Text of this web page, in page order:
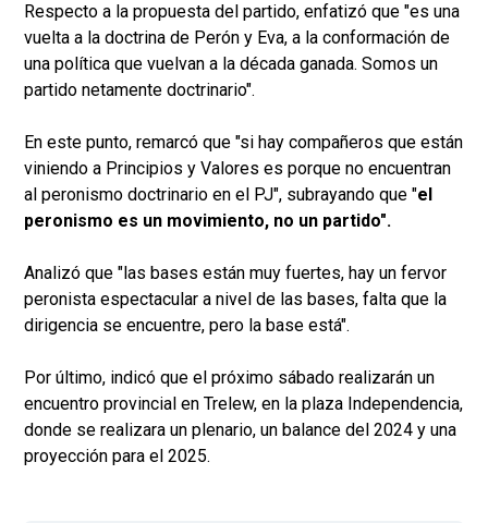
Respecto a la propuesta del partido, enfatizó que "es una
vuelta a la doctrina de Perón y Eva, a la conformación de
una política que vuelvan a la década ganada. Somos un
partido netamente doctrinario".
En este punto, remarcó que "si hay compañeros que están
viniendo a Principios y Valores es porque no encuentran
al peronismo doctrinario en el PJ", subrayando que "el
peronismo es un movimiento, no un partido".
Analizó que "las bases están muy fuertes, hay un fervor
peronista espectacular a nivel de las bases, falta que la
dirigencia se encuentre, pero la base está".
Por último, indicó que el próximo sábado realizarán un
encuentro provincial en Trelew, en la plaza Independencia,
donde se realizara un plenario, un balance del 2024 y una
proyección para el 2025.